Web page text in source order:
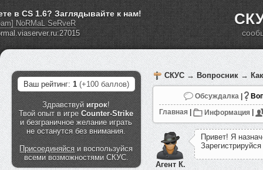
в CS 1.6? Заглядывайте к нам!
NoRMaL SeRveR
Ваш рейтинг: 1 (+100 баллов)
Здравствуй игрок!
Твой опыт в игреCounter-Strike
и безграничное желание играть
не останутся без внимания.
Присоединяйся и воспользуйся
всеми возможностями СКУС.
СКУС →Вопросник →
Обсуждалка
Главная
Информация
Агент К.
Привет! Я назнач
Зарегистрируйся